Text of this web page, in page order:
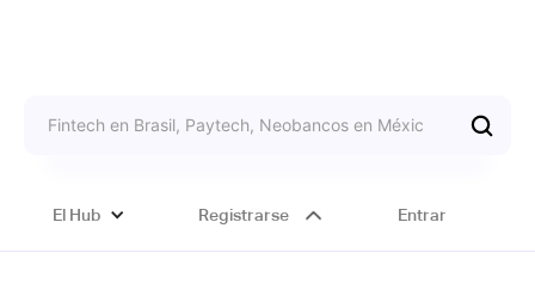
El Hub Registrarse Entrar